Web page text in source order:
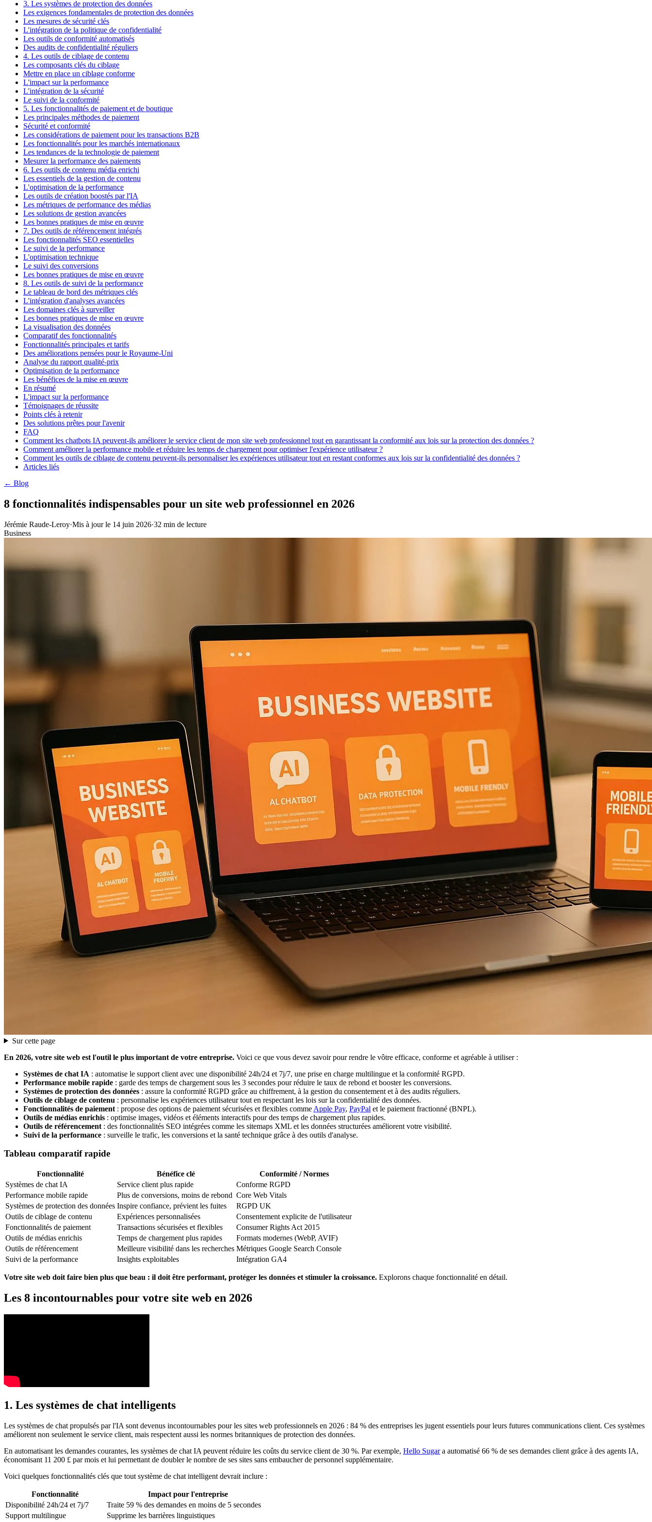
3. Les systèmes de protection des données
Les exigences fondamentales de protection des données
Les mesures de sécurité clés
L'intégration de la politique de confidentialité
Les outils de conformité automatisés
Des audits de confidentialité réguliers
4. Les outils de ciblage de contenu
Les composants clés du ciblage
Mettre en place un ciblage conforme
L'impact sur la performance
L'intégration de la sécurité
Le suivi de la conformité
5. Les fonctionnalités de paiement et de boutique
Les principales méthodes de paiement
Sécurité et conformité
Les considérations de paiement pour les transactions B2B
Les fonctionnalités pour les marchés internationaux
Les tendances de la technologie de paiement
Mesurer la performance des paiements
6. Les outils de contenu média enrichi
Les essentiels de la gestion de contenu
L'optimisation de la performance
Les outils de création boostés par l'IA
Les métriques de performance des médias
Les solutions de gestion avancées
Les bonnes pratiques de mise en œuvre
7. Des outils de référencement intégrés
Les fonctionnalités SEO essentielles
Le suivi de la performance
L'optimisation technique
Le suivi des conversions
Les bonnes pratiques de mise en œuvre
8. Les outils de suivi de la performance
Le tableau de bord des métriques clés
L'intégration d'analyses avancées
Les domaines clés à surveiller
Les bonnes pratiques de mise en œuvre
La visualisation des données
Comparatif des fonctionnalités
Fonctionnalités principales et tarifs
Des améliorations pensées pour le Royaume-Uni
Analyse du rapport qualité-prix
Optimisation de la performance
Les bénéfices de la mise en œuvre
En résumé
L'impact sur la performance
Témoignages de réussite
Points clés à retenir
Des solutions prêtes pour l'avenir
FAQ
Comment les chatbots IA peuvent-ils améliorer le service client de mon site web professionnel tout en garantissant la conformité aux lois sur la protection des données ?
Comment améliorer la performance mobile et réduire les temps de chargement pour optimiser l'expérience utilisateur ?
Comment les outils de ciblage de contenu peuvent-ils personnaliser les expériences utilisateur tout en restant conformes aux lois sur la confidentialité des données ?
Articles liés
← Blog
8 fonctionnalités indispensables pour un site web professionnel en 2026
Jérémie Raude-Leroy·Mis à jour le 14 juin 2026·32 min de lecture
Business
Sur cette page
En 2026, votre site web est l'outil le plus important de votre entreprise. Voici ce que vous devez savoir pour rendre le vôtre efficace, conforme et agréable à utiliser :
Systèmes de chat IA : automatise le support client avec une disponibilité 24h/24 et 7j/7, une prise en charge multilingue et la conformité RGPD.
Performance mobile rapide : garde des temps de chargement sous les 3 secondes pour réduire le taux de rebond et booster les conversions.
Systèmes de protection des données : assure la conformité RGPD grâce au chiffrement, à la gestion du consentement et à des audits réguliers.
Outils de ciblage de contenu : personnalise les expériences utilisateur tout en respectant les lois sur la confidentialité des données.
Fonctionnalités de paiement : propose des options de paiement sécurisées et flexibles comme Apple Pay, PayPal et le paiement fractionné (BNPL).
Outils de médias enrichis : optimise images, vidéos et éléments interactifs pour des temps de chargement plus rapides.
Outils de référencement : des fonctionnalités SEO intégrées comme les sitemaps XML et les données structurées améliorent votre visibilité.
Suivi de la performance : surveille le trafic, les conversions et la santé technique grâce à des outils d'analyse.
Tableau comparatif rapide
Fonctionnalité Bénéfice clé
Conformité / Normes
Systèmes de chat IA
Service client plus rapide
Conforme RGPD
Performance mobile rapide
Plus de conversions, moins de rebond Core Web Vitals
Systèmes de protection des données Inspire confiance, prévient les fuites
RGPD UK
Outils de ciblage de contenu
Expériences personnalisées
Consentement explicite de l'utilisateur
Fonctionnalités de paiement
Transactions sécurisées et flexibles
Consumer Rights Act 2015
Outils de médias enrichis
Temps de chargement plus rapides
Formats modernes (WebP, AVIF)
Outils de référencement
Meilleure visibilité dans les recherches Métriques Google Search Console
Suivi de la performance
Insights exploitables Intégration GA4
Votre site web doit faire bien plus que beau : il doit être performant, protéger les données et stimuler la croissance. Explorons chaque fonctionnalité en détail.
Les 8 incontournables pour votre site web en 2026
1. Les systèmes de chat intelligents
Les systèmes de chat propulsés par l'IA sont devenus incontournables pour les sites web professionnels en 2026 : 84 % des entreprises les jugent essentiels pour leurs futures communications client. Ces systèmes
améliorent non seulement le service client, mais respectent aussi les normes britanniques de protection des données.
En automatisant les demandes courantes, les systèmes de chat IA peuvent réduire les coûts du service client de 30 %. Par exemple, Hello Sugara automatisé 66 % de ses demandes client grâce à des agents IA,
économisant 11 200 £ par mois et lui permettant de doubler le nombre de ses sites sans embaucher de personnel supplémentaire.
Voici quelques fonctionnalités clés que tout système de chat intelligent devrait inclure :
Fonctionnalité
Impact pour l'entreprise
Disponibilité 24h/24 et 7j/7
Traite 59 % des demandes en moins de 5 secondes
Support multilingue
Supprime les barrières linguistiques